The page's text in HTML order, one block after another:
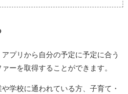
プリから自分の予定に予定に合う
ーを取得することができます。
学校に通われている方、子育て・